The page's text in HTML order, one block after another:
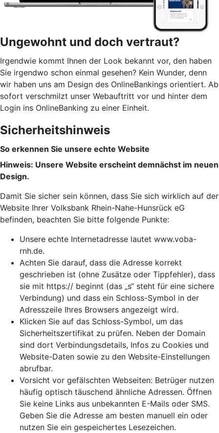
Ungewohnt und doch vertraut?
Irgendwie kommt Ihnen der Look bekannt vor, den haben
Sie irgendwo schon einmal gesehen? Kein Wunder, denn
wir haben uns am Design des OnlineBankings orientiert. Ab
sofort verschmilzt unser Webauftritt vor und hinter dem
Login ins OnlineBanking zu einer Einheit.
Sicherheitshinweis
So erkennen Sie unsere echte Website
Hinweis: Unsere Website erscheint demnächst im neuen
Design.
Damit Sie sicher sein können, dass Sie sich wirklich auf der
Website Ihrer Volksbank Rhein-Nahe-Hunsrück eG
befinden, beachten Sie bitte folgende Punkte:
Unsere echte Internetadresse lautet www.voba-
rnh.de.
Achten Sie darauf, dass die Adresse korrekt
geschrieben ist (ohne Zusätze oder Tippfehler), dass
sie mit https:// beginnt (das „s“ steht für eine sichere
Verbindung) und dass ein Schloss-Symbol in der
Adresszeile Ihres Browsers angezeigt wird.
Klicken Sie auf das Schloss-Symbol, um das
Sicherheitszertifikat zu prüfen. Neben der Domain
sind dort Verbindungsdetails, Infos zu Cookies und
Website-Daten sowie zu den Website-Einstellungen
abrufbar.
Vorsicht vor gefälschten Webseiten: Betrüger nutzen
häufig optisch täuschend ähnliche Adressen. Öffnen
Sie keine Links aus unbekannten E-Mails oder SMS.
Geben Sie die Adresse am besten manuell ein oder
nutzen Sie ein gespeichertes Lesezeichen.